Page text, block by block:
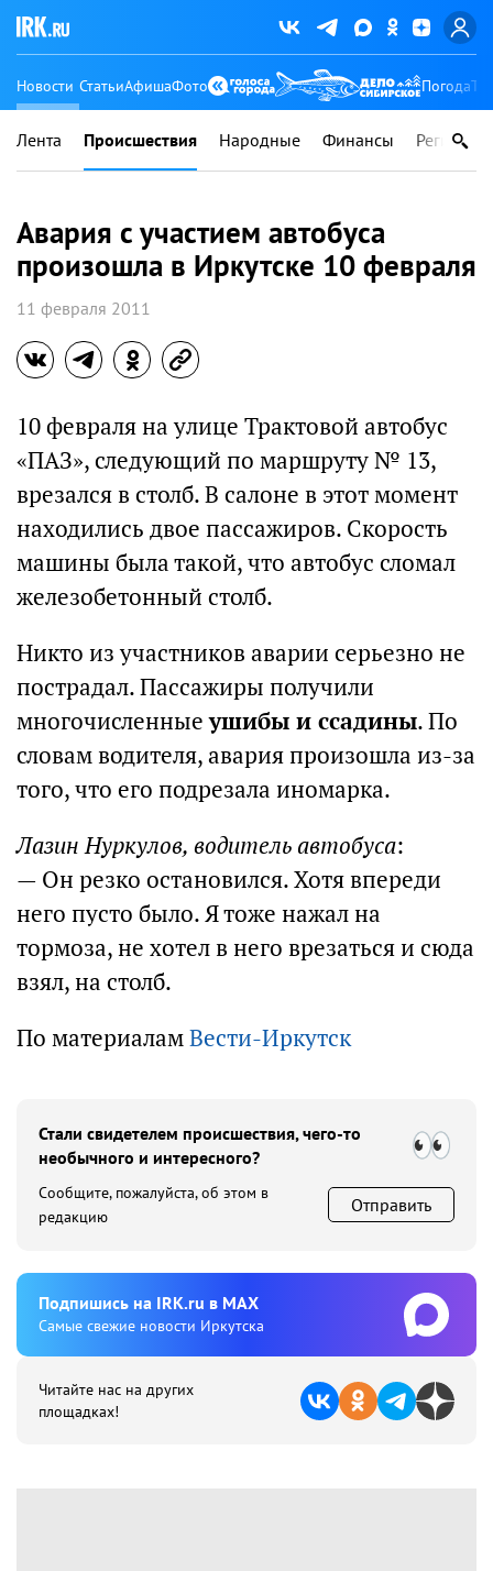
Новости СтатьиАфишаФото Погода
Лента Происшествия Народные Финансы Регионы
Авария с участием автобуса
произошла в Иркутске 10 февраля
11 февраля 2011
10 февраля на улице Трактовой автобус
«ПАЗ», следующий по маршруту № 13,
врезался в столб. В салоне в этот момент
находились двое пассажиров. Скорость
машины была такой, что автобус сломал
железобетонный столб.
Никто из участников аварии серьезно не
пострадал. Пассажиры получили
многочисленныеушибы и ссадины. По
словам водителя, авария произошла из-за
того, что его подрезала иномарка.
Лазин Нуркулов, водитель автобуса:
— Он резко остановился. Хотя впереди
него пусто было. Я тоже нажал на
тормоза, не хотел в него врезаться и сюда
взял, на столб.
По материаламВести-Иркутск
Стали свидетелем происшествия, чего-то
необычного и интересного?
Сообщите, пожалуйста, об этом в
редакцию
Отправить
Подпишиcь на IRK.ru в MAX
Cамые свежие новости Иркутска
Читайте нас на других
площадках!